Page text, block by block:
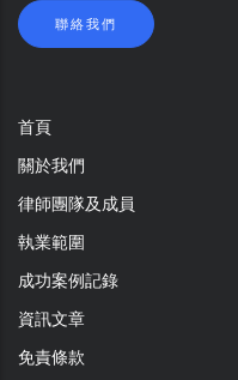
聯絡我們
首頁
關於我們
律師團隊及成員
執業範圍
成功案例記錄
資訊文章
免責條款